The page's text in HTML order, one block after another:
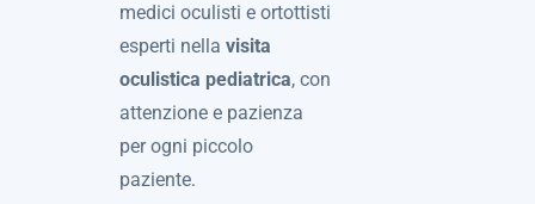
medici oculisti e ortottisti
esperti nella visita
oculistica pediatrica, con
attenzione e pazienza
per ogni piccolo
paziente.